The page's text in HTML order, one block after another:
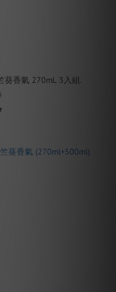
葵香氣 270mL 3入組.